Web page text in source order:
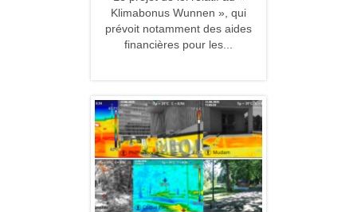
Klimabonus Wunnen », qui
prévoit notamment des aides
financières pour les...